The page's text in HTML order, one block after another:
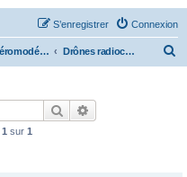
Connexion
S’enregistrer
Forum Aéromodélisme Drônes radiocommandés
Rechercher
1 sur 1